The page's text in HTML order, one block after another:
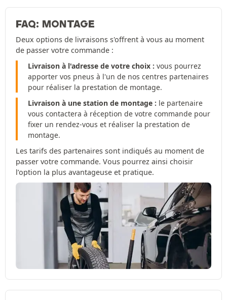
FAQ: MONTAGE
Deux options de livraisons s'offrent à vous au moment
de passer votre commande :
Livraison à l'adresse de votre choix : vous pourrez
apporter vos pneus à l'un de nos centres partenaires
pour réaliser la prestation de montage.
Livraison à une station de montage : le partenaire
vous contactera à réception de votre commande pour
fixer un rendez-vous et réaliser la prestation de
montage.
Les tarifs des partenaires sont indiqués au moment de
passer votre commande. Vous pourrez ainsi choisir
l’option la plus avantageuse et pratique.